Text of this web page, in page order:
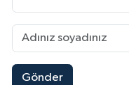
Gönder